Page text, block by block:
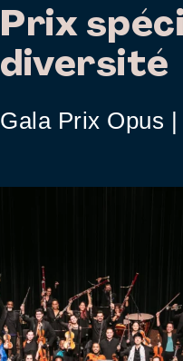
Prix
diversité
Gala Prix Opus